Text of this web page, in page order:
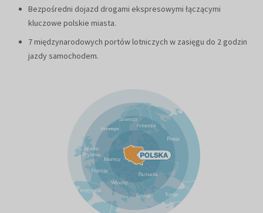
Bezpośredni dojazd drogami ekspresowymi łączącymi
kluczowe polskie miasta.
7 międzynarodowych portów lotniczych w zasięgu do 2 godzin
jazdy samochodem.